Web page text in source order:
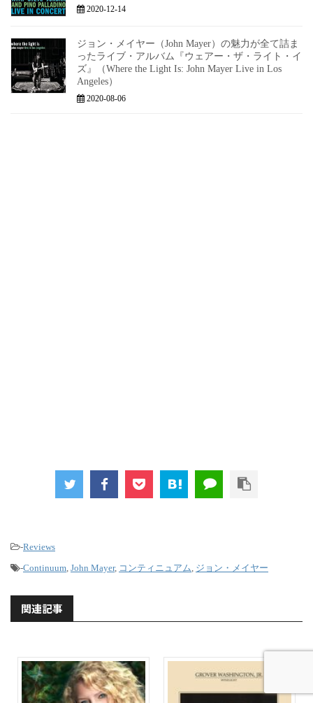
2020-12-14
ジョン・メイヤー（John Mayer）の魅力が全て詰ま
ったライブ・アルバム『ウェアー・ザ・ライト・イ
ズ』（Where the Light Is: John Mayer Live in Los
Angeles）
2020-08-06
-Reviews
-Continuum John Mayer, コンティニュアム ジョン・メイヤー
関連記事